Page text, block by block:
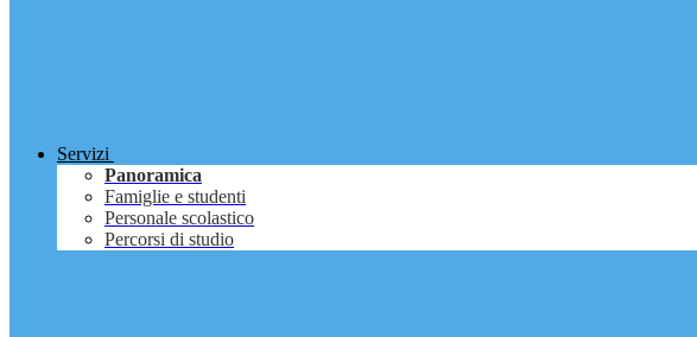
Servizi
Panoramica
Famiglie e studenti
Personale scolastico
Percorsi di studio